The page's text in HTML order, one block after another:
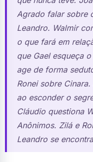
Agrado falar sobre
Leandro. Walmir
o que fará em
que Gael esqueça
age de forma
Ronei sobre
ao esconder o
Cláudio questiona
Anônimos. Zilá e
Leandro se